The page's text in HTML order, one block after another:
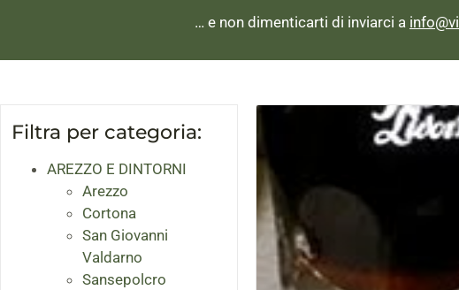
… e non dimenticarti di inviarci a
Filtra per categoria:
AREZZO E DINTORNI
Arezzo
Cortona
San Giovanni
Valdarno
Sansepolcro